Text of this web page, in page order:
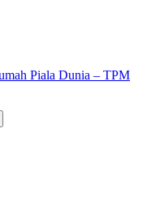
Piala Dunia – TPM